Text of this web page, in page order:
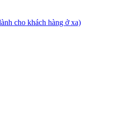
cho khách hàng ở xa)